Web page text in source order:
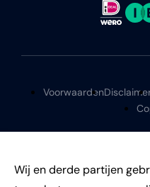
Wij en derde partijen
Voorwaarden